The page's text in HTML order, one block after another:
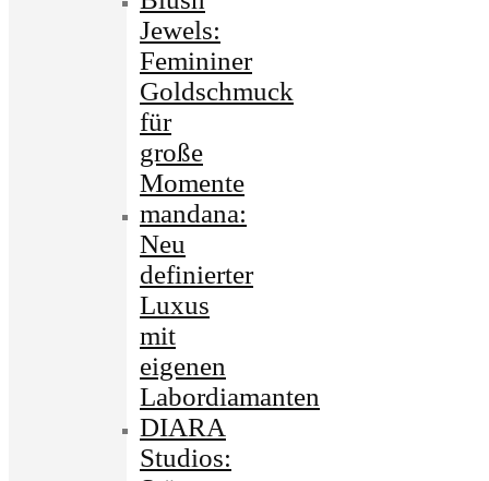
Jewels:
Femininer
Goldschmuck
für
große
Momente
mandana:
Neu
definierter
Luxus
mit
eigenen
Labordiamanten
DIARA
Studios: